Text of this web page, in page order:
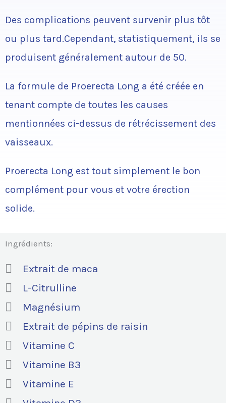
Des complications peuvent survenir plus tôt
ou plus tard.Cependant, statistiquement, ils se
produisent généralement autour de 50.
La formule de Proerecta Long a été créée en
tenant compte de toutes les causes
mentionnées ci-dessus de rétrécissement des
vaisseaux.
Proerecta Long est tout simplement le bon
complément pour vous et votre érection
solide.
Ingrédients:
Extrait de maca
L-Citrulline
Magnésium
Extrait de pépins de raisin
Vitamine C
Vitamine B3
Vitamine E